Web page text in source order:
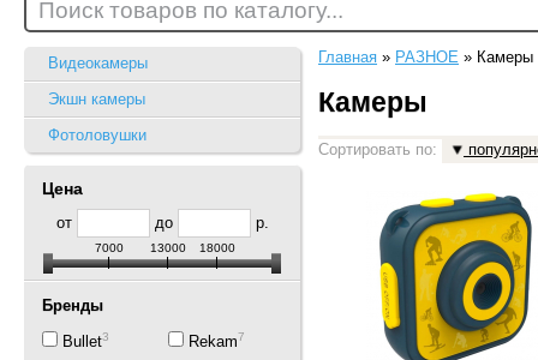
Видеокамеры
Экшн камеры
Фотоловушки
Цена
от до р.
7000 13000 18000
Бренды
Bullet3 Rekam7
Главная » РАЗНОЕ » Камеры
Камеры
Сортировать по:
Поиск товаров по каталогу...